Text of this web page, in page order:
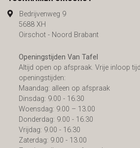
Bedrijvenweg 9
5688 XH
Oirschot - Noord Brabant
Openingstijden Van Tafel
Altijd open op afspraak. Vrije inloop
openingstijden:
Maandag: alleen op afspraak
Dinsdag: 9.00 - 16.30
Woensdag: 9.00 – 13.00
Donderdag: 9.00 - 16.30
Vrijdag: 9.00 - 16.30
Zaterdag: 9.00 - 13.00